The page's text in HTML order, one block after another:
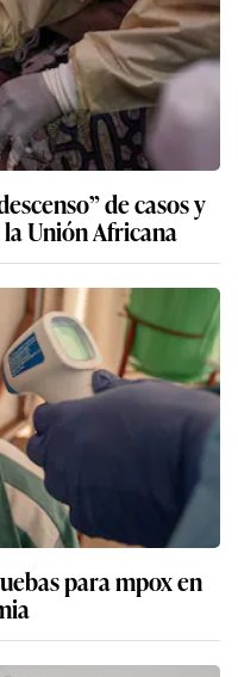
de casos y
Unión Africana
para mpox en